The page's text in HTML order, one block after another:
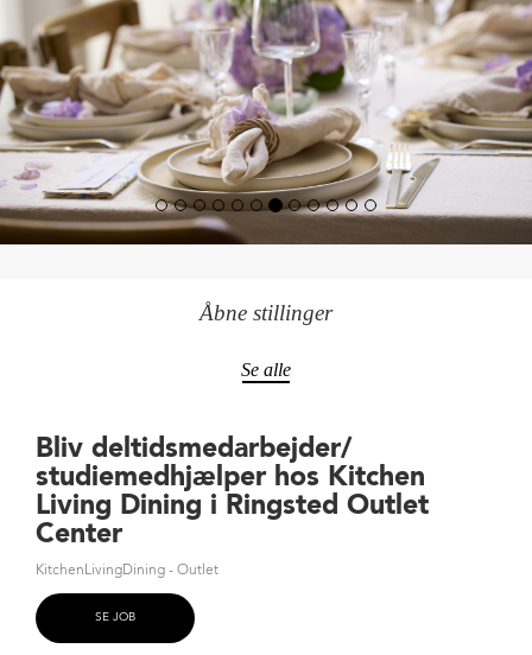
Åbne stillinger
Se alle
Bliv deltidsmedarbejder/
studiemedhjælper hos Kitchen
Living Dining i Ringsted Outlet
Center
KitchenLivingDining - Outlet
SE JOB